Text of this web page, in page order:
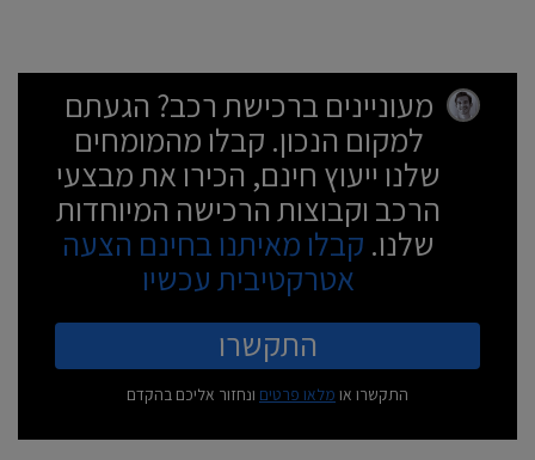
מעוניינים ברכישת רכב? הגעתם
למקום הנכון. קבלו מהמומחים
שלנו ייעוץ חינם, הכירו את מבצעי
הרכב וקבוצות הרכישה המיוחדות
שלנו. קבלו מאיתנו בחינם הצעה
אטרקטיבית עכשיו
התקשרו
התקשרו או מלאו פרטים ונחזור אליכם בהקדם